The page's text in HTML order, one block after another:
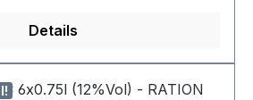
Details